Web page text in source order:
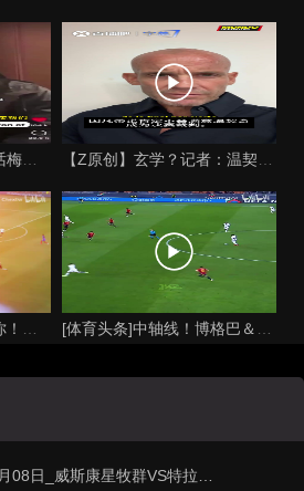
威斯康星牧群VS特拉华蓝衫 NBA-